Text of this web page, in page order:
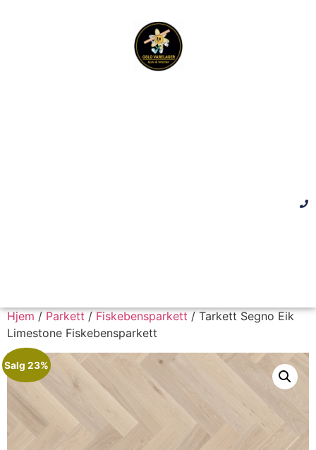
Hjem/Parkett/Fiskebensparkett/ Tarkett Segno Eik
Limestone Fiskebensparkett
Salg 23%